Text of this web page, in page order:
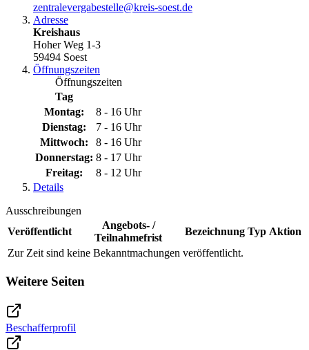
zentralevergabestelle@​kreis-soest.de
Adresse
Kreishaus
Hoher Weg 1-3
59494 Soest
Öffnungszeiten
Öffnungszeiten
Tag
Montag:
8 - 16 Uhr
Dienstag:
7 - 16 Uhr
Mittwoch:
8 - 16 Uhr
Donnerstag: 8 - 17 Uhr
Freitag:
8 - 12 Uhr
Details
Ausschreibungen
Veröffentlicht
Angebots- /
Teilnahmefrist
Bezeichnung Typ Aktion
Zur Zeit sind keine Bekanntmachungen veröffentlicht.
Weitere Seiten
Beschafferprofil